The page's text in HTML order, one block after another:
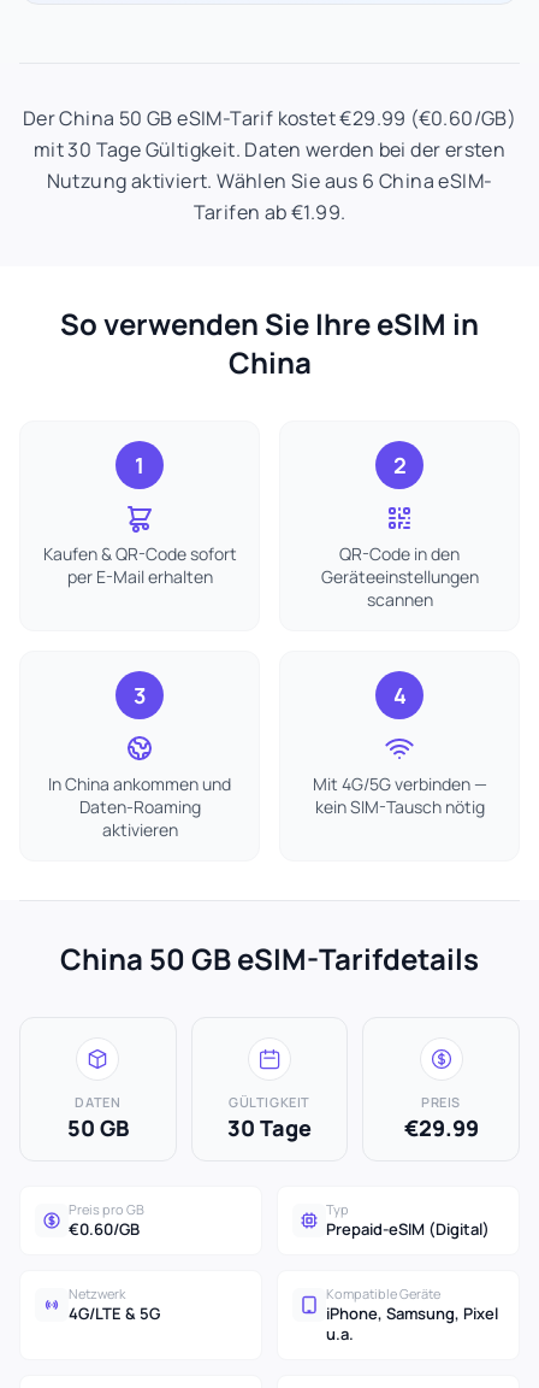
Der China 50 GB eSIM-Tarif kostet €29.99 (€0.60/GB)
mit 30 Tage Gültigkeit. Daten werden bei der ersten
Nutzung aktiviert. Wählen Sie aus 6 China eSIM-
Tarifen ab €1.99.
So verwenden Sie Ihre eSIM in
China
1
Kaufen & QR-Code sofort
per E-Mail erhalten
2
QR-Code in den
Geräteeinstellungen
scannen
3
In China ankommen und
Daten-Roaming
aktivieren
4
Mit 4G/5G verbinden —
kein SIM-Tausch nötig
China 50 GB eSIM-Tarifdetails
DATEN
50 GB
GÜLTIGKEIT
30 Tage
PREIS
€29.99
Preis pro GB
€0.60/GB
Typ
Prepaid-eSIM (Digital)
Netzwerk
4G/LTE & 5G
Kompatible Geräte
iPhone, Samsung, Pixel
u.a.